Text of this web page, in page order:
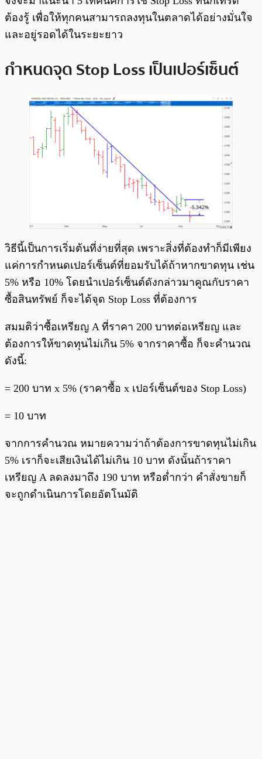
ต้องรู้ เพื่อให้ทุกคนสามารถลงทุนในตลาดได้อย่างมั่นใจ
และอยู่รอดได้ในระยะยาว
กำหนดจุด Stop Loss เป็นเปอร์เซ็นต์
วิธีนี้เป็นการเริ่มต้นที่ง่ายที่สุด เพราะสิ่งที่ต้องทำก็มีเพียง
แค่การกำหนดเปอร์เซ็นต์ที่ยอมรับได้ถ้าหากขาดทุน เช่น
5% หรือ 10% โดยนำเปอร์เซ็นต์ดังกล่าวมาคูณกับราคา
ซื้อสินทรัพย์ ก็จะได้จุด Stop Loss ที่ต้องการ
สมมติว่าซื้อเหรียญ A ที่ราคา 200 บาทต่อเหรียญ และ
ต้องการให้ขาดทุนไม่เกิน 5% จากราคาซื้อ ก็จะคำนวณ
ดังนี้:
= 200 บาท x 5% (ราคาซื้อ x เปอร์เซ็นต์ของ Stop Loss)
= 10 บาท
จากการคำนวณ หมายความว่าถ้าต้องการขาดทุนไม่เกิน
5% เราก็จะเสียเงินได้ไม่เกิน 10 บาท ดังนั้นถ้าราคา
เหรียญ A ลดลงมาถึง 190 บาท หรือต่ำกว่า คำสั่งขายก็
จะถูกดำเนินการโดยอัตโนมัติ